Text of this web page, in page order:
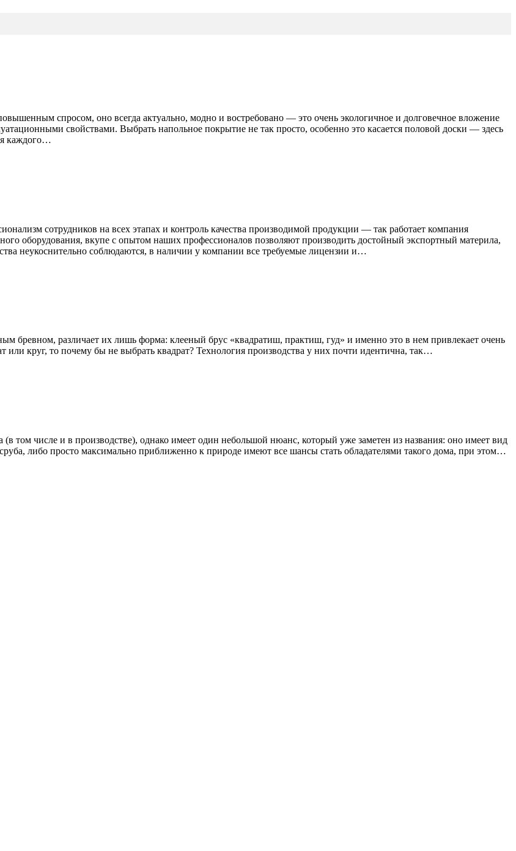
спросом, оно всегда актуально, модно и востребовано — это очень экологичное и долговечное вложение
свойствами. Выбрать напольное покрытие не так просто, особенно это касается половой доски — здесь
каждого…
сотрудников на всех этапах и контроль качества производимой продукции — так работает компания
оборудования, вкупе с опытом наших профессионалов позволяют производить достойный экспортный материла,
неукоснительно соблюдаются, в наличии у компании все требуемые лицензии и…
бревном, различает их лишь форма: клееный брус «квадратиш, практиш, гуд» и именно это в нем привлекает очень
круг, то почему бы не выбрать квадрат? Технология производства у них почти идентична, так…
том числе и в производстве), однако имеет один небольшой нюанс, который уже заметен из названия: оно имеет вид
либо просто максимально приближенно к природе имеют все шансы стать обладателями такого дома, при этом…